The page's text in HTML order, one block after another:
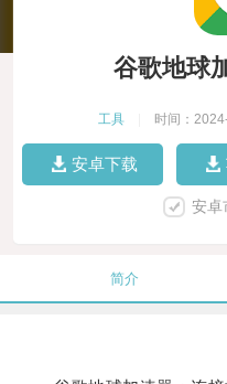
谷歌地球
工具 时间：
安卓下载
安卓
简介